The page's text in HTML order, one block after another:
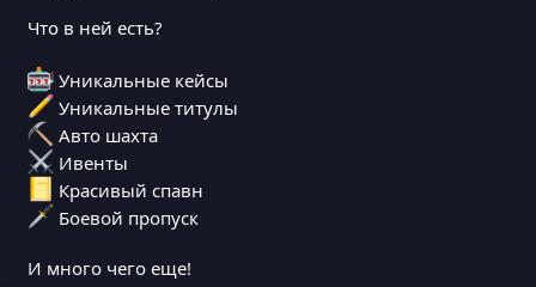
Что в ней есть?
Уникальные кейсы
Уникальные титулы
Авто шахта
Ивенты
Красивый спавн
Боевой пропуск
И много чего еще!